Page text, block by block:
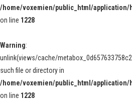
/home/voxemien/public_html/application/
on line 1228
Warning:
unlink(views/cache/
such file or directory in
/home/voxemien/public_html/application/
on line 1228